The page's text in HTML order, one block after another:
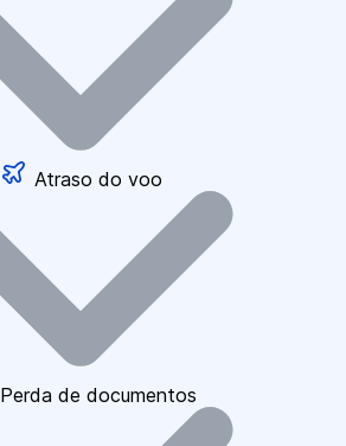
Atraso do voo
Perda de documentos